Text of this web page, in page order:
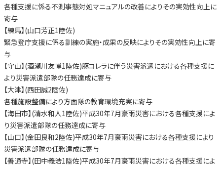
各種支援に係る不測事態対処マニュアルの改善によりその実効性向上に
寄与
【練馬】(山口芳正1陸佐)
緊急登庁支援に係る訓練の実施・成果の反映によりその実効性向上に寄
与
【守山】(酒瀬川友博1陸佐)豚コレラに伴う災害派遣における各種支援に
より災害派遣部隊の任務達成に寄与
【大津】(西田誠2陸佐)
各種施設整備により方面隊の教育環境充実に寄与
【海田市】(清水和人1陸佐)平成30年7月豪雨災害における各種支援によ
り災害派遣部隊の任務達成に寄与
【山口】(金田良和2陸佐)平成30年7月豪雨災害における各種支援により
災害派遣部隊の任務達成に寄与
【善通寺】(田中義浩1陸佐)平成30年7月豪雨災害における各種支援によ